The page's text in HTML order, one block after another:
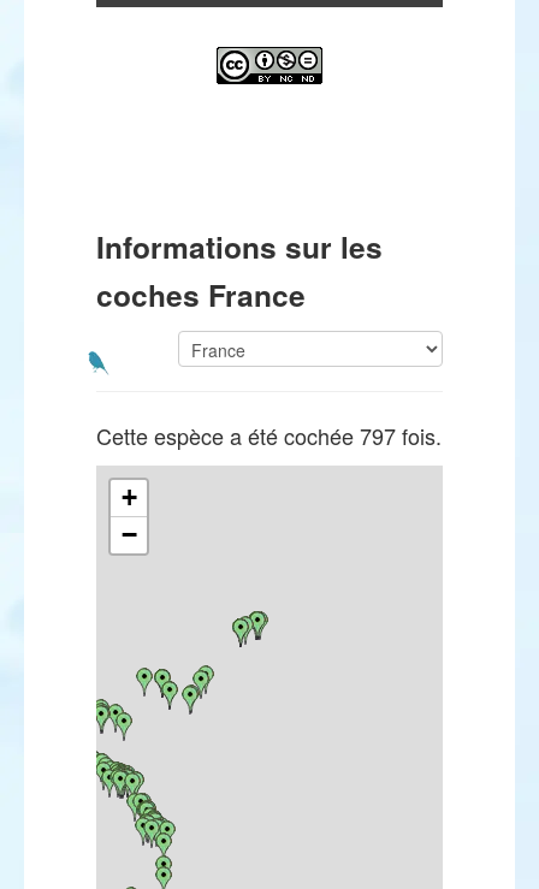
Informations sur les
coches France
Cette espèce a été cochée 797 fois.
+
−